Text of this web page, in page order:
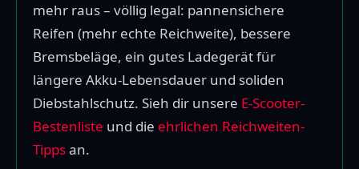
mehr raus – völlig legal: pannensichere
Reifen (mehr echte Reichweite), bessere
Bremsbeläge, ein gutes Ladegerät für
längere Akku-Lebensdauer und soliden
Diebstahlschutz. Sieh dir unsere E-Scooter-
Bestenliste und die ehrlichen Reichweiten-
Tippsan.